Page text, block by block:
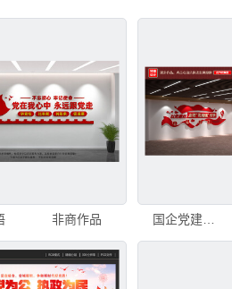
非商作品 国企党建文化墙创意设计效果图